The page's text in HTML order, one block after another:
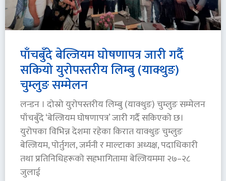
पाँचबुँदे बेल्जियम घोषणापत्र जारी गर्दै
सकियो युरोपस्तरीय लिम्बु (याक्थुङ)
चुम्लुङ सम्मेलन
लन्डन । दोस्रो युरोपस्तरीय लिम्बु (याक्थुङ) चुम्लुङ सम्मेलन
पाँचबुँदे ‘बेल्जियम घोषणापत्र’ जारी गर्दै सकिएको छ।
युरोपका विभिन्न देशमा रहेका किरात याक्थुङ चुम्लुङ
बेल्जियम, पोर्तुगल, जर्मनी र माल्टाका अध्यक्ष, पदाधिकारी
तथा प्रतिनिधिहरूको सहभागितामा बेल्जियममा २७–२८
जुलाई